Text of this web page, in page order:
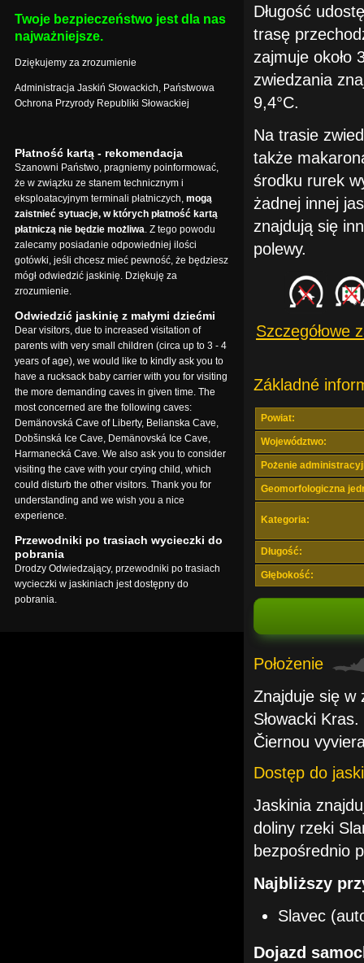
Długość
trasę
zajmuje około
zwiedzania
9,4°C.
Na trasie
także
środku rurek
żadnej innej
znajdują się
polewy.
Szczegółowe
Základné
Powiat:
Województwo:
Pożenie
Geomorfologiczna
Kategoria:
Długość:
Głębokość:
Położenie
Znajduje się w
Słowacki
Čiernou
Dostęp do
Jaskinia
doliny rzeki
bezpośrednio
Najbliższy
Slavec
Dojazd
Twoje bezpieczeństwo jest dla nas
najważniejsze.
Dziękujemy za zrozumienie
Administracja Jaskiń Słowackich, Państwowa
Ochrona Przyrody Republiki Słowackiej
Płatność kartą - rekomendacja
Szanowni Państwo, pragniemy poinformować,
że w związku ze stanem technicznym i
eksploatacyjnym terminali płatniczych, mogą
zaistnieć sytuacje, w których płatność kartą
płatniczą nie będzie możliwa . Z tego powodu
zalecamy posiadanie odpowiedniej ilości
gotówki, jeśli chcesz mieć pewność, że będziesz
mógł odwiedzić jaskinię. Dziękuję za
zrozumienie.
Odwiedzić jaskinię z małymi dziećmi
Dear visitors, due to increased visitation of
parents with very small children (circa up to 3 - 4
years of age), we would like to kindly ask you to
have a rucksack baby carrier with you for visiting
the more demanding caves in given time. The
most concerned are the following caves:
Demänovská Cave of Liberty, Belianska Cave,
Dobšinská Ice Cave, Demänovská Ice Cave,
Harmanecká Cave. We also ask you to consider
visiting the cave with your crying child, which
could disturb the other visitors. Thank you for
understanding and we wish you a nice
experience.
Przewodniki po trasiach wycieczki do
pobrania
Drodzy Odwiedzający, przewodniki po trasiach
wycieczki w jaskiniach jest dostępny do
pobrania.